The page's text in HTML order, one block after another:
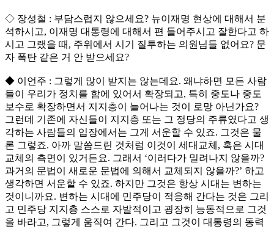
◇ 장성철 : 부담스럽지 않으세요? 뉴이재명 현상에 대해서 분
석하시고, 이재명 대통령에 대해서 편 들어주시고 잘한다고 하
시고 그랬을 때, 주위에서 시기 질투하는 의원님들 없어요? 문
자 폭탄 같은 거 안 받으세요?
◆ 이언주 : 그렇게 많이 받지는 않는데요. 왜냐하면 모든 사람
들이 우리가 정치를 함에 있어서 확장되고, 특히 중도나 중도
보수로 확장하면서 지지층이 늘어나는 것이 로망 아닌가요?
그런데 기존에 자신들이 지지층 또는 그 정당의 주류였다고 생
각하는 사람들의 입장에서는 그게 서운할 수 있죠. 그것은 물
론 그렇죠. 아까 말씀드린 것처럼 이것이 세대교체, 혹은 시대
교체의 측면이 있거든요. 그래서 ‘이러다가 밀려나지 않을까?
과거의 문법이 새로운 문법에 의해서 교체되지 않을까?’ 하고
생각하면 서운할 수 있죠. 하지만 그것은 항상 시대는 변하는
것이니까요. 변하는 시대에 민주당이 적응해 간다는 것은 그리
고 민주당 지지층 스스로 자발적이고 굉장히 능동적으로 그것
을 바라고, 그렇게 움직여 간다. 그리고 그것이 대통령의 동력